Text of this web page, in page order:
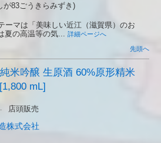
が83ごうきらみずき)
ーマは「美味しい近江（滋賀県）のお
夏の高温等の気... 詳細ページへ
先頭へ
米吟醸 生原酒 60%原形精米
mL]
- 店頭販売
株式会社